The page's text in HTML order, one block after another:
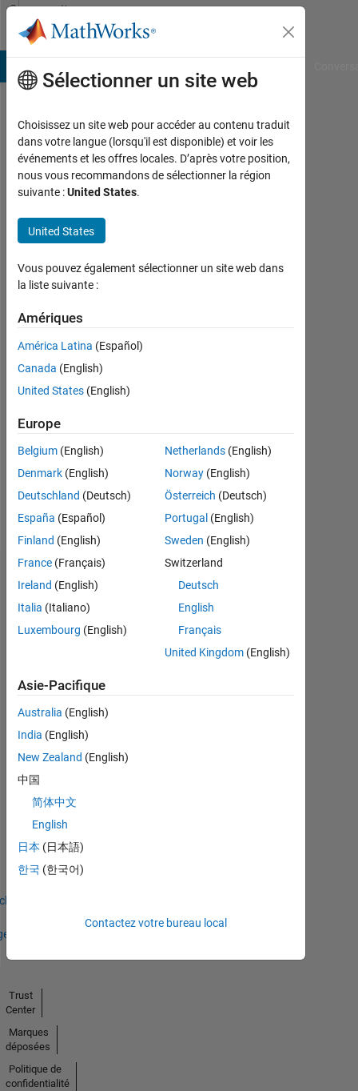
Passer au contenu
Community
Profile
Jobin
Geevarghese
Thampi
Last
seen:
4 ans il
y a
Actif
depuis
Followers:
Following:
Jobin
Geevarghese
Thampi's
MATLAB
Answers
Badges
First Answer
Sélectionner un site web
Choisissez un site web pour accéder au contenu traduit
dans votre langue (lorsqu'il est disponible) et voir les
événements et les offres locales. D’après votre position,
nous vous recommandons de sélectionner la région
suivante :United States.
United States
Vous pouvez également sélectionner un site web dans
la liste suivante :
Amériques
América Latina (Español)
Canada (English)
United States (English)
Europe
Belgium (English)
Denmark (English)
Deutschland (Deutsch)
España (Español)
Finland (English)
France (Français)
Ireland (English)
Italia (Italiano)
Luxembourg (English)
Netherlands(English)
Norway(English)
Österreich (Deutsch)
Portugal (English)
Sweden (English)
Switzerland
Deutsch
English
Français
United Kingdom(English)
Asie-Pacifique
Australia (English)
India (English)
New Zealand (English)
中国
简体中文
English
日本 (日本語)
한국 (한국어)
Contactez votre bureau local
Trust
Center
Marques
déposées
Politique de
confidentialité